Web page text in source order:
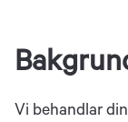
Vi behandlar